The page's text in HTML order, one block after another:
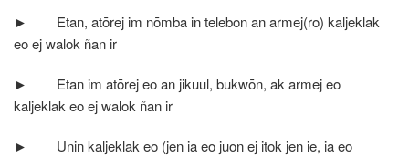
►
Etan, atōrej im nōmba in telebon an armej(ro) kaljeklak
eo ej walok ñan ir
►
Etan im atōrej eo an jikuul, bukwōn, ak armej eo
kaljeklak eo ej walok ñan ir
►
Unin kaljeklak eo (jen ia eo juon ej itok jen ie, ia eo